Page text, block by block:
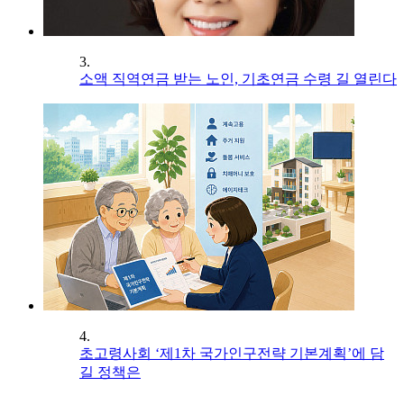
3.
소액 직역연금 받는 노인, 기초연금 수령 길 열린다
4.
초고령사회 ‘제1차 국가인구전략 기본계획’에 담
길 정책은